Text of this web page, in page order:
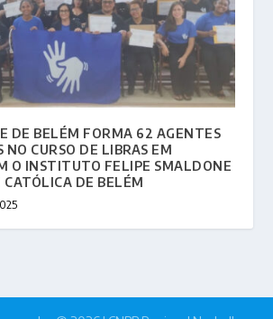
DE BELÉM FORMA 62 AGENTES
NO CURSO DE LIBRAS EM
O INSTITUTO FELIPE SMALDONE
CATÓLICA DE BELÉM